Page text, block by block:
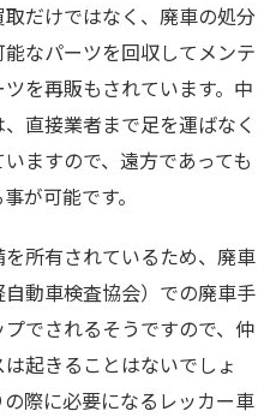
だけではなく、廃車の処分
なパーツを回収してメンテ
を再販もされています。中
直接業者まで足を運ばなく
ますので、遠方であっても
が可能です。
所有されているため、廃車
動車検査協会）での廃車手
でされるそうですので、仲
起きることはないでしょ
際に必要になるレッカー車